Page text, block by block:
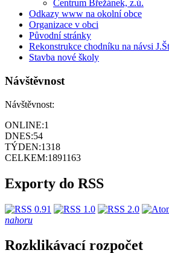
Centrum Břežánek, z.ú.
Odkazy www na okolní obce
Organizace v obci
Původní stránky
Rekonstrukce chodníku na návsi
Stavba nové školy
Návštěvnost
Návštěvnost:
ONLINE:1
DNES:54
TÝDEN:1318
CELKEM:1891163
Exporty do RSS
nahoru
Rozklikávací rozpočet